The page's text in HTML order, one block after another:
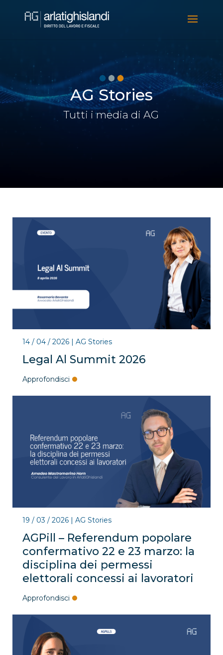
AG Stories
Tutti i media di AG
Legal Al Summit 2026
14 / 04 / 2026| AG Stories
Approfondisci
AGPill – Referendum popolare
confermativo 22 e 23 marzo: la
disciplina dei permessi
elettorali concessi ai lavoratori
19 / 03 / 2026| AG Stories
Approfondisci